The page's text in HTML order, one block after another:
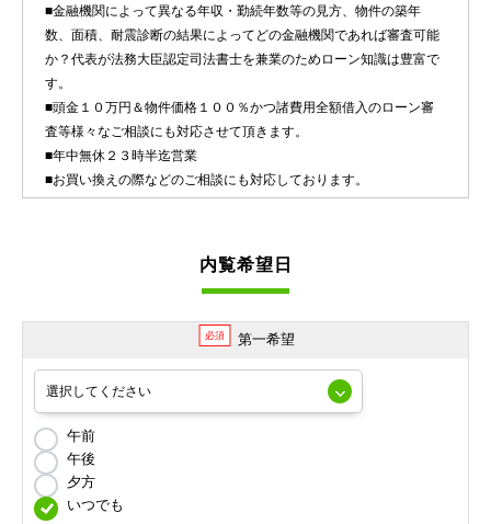
■金融機関によって異なる年収・勤続年数等の見方、物件の築年
数、面積、耐震診断の結果によってどの金融機関であれば審査可能
か？代表が法務大臣認定司法書士を兼業のためローン知識は豊富で
す。
■頭金１０万円＆物件価格１００％かつ諸費用全額借入のローン審
査等様々なご相談にも対応させて頂きます。
■年中無休２３時半迄営業
■お買い換えの際などのご相談にも対応しております。
内覧希望日
必須 第一希望
午前
午後
夕方
いつでも